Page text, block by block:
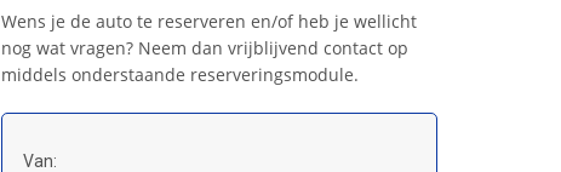
Wens je de auto te reserveren en/of heb je wellicht
nog wat vragen? Neem dan vrijblijvend contact op
middels onderstaande reserveringsmodule.
Van: